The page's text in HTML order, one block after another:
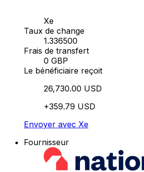
Xe
Taux de change
1.336500
Frais de transfert
0 GBP
Le bénéficiaire reçoit
26,730.00 USD
+359.79 USD
Envoyer avec Xe
Fournisseur